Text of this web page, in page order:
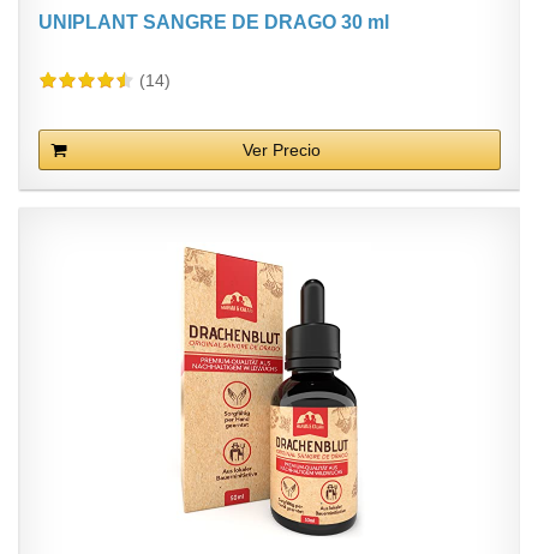
UNIPLANT SANGRE DE DRAGO 30 ml
(14)
Ver Precio